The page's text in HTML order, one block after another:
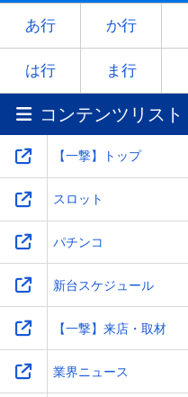
ヤ -
ラ リ
ワ -
あ行 か行
は行 ま行
コンテンツリスト
【一撃】トップ
スロット
パチンコ
新台スケジュール
【一撃】来店・取材
業界ニュース